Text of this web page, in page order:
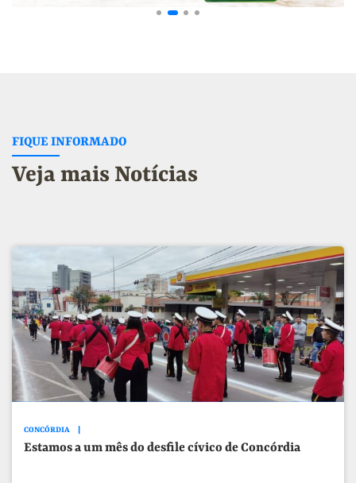
FIQUE INFORMADO
Veja mais Notícias
CONCÓRDIA
Estamos a um mês do desfile cívico de Concórdia